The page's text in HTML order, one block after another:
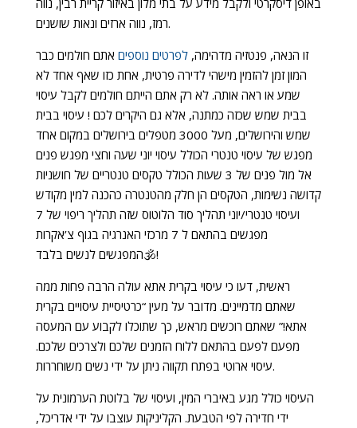
באופן דיסקרטי ולקבל מידע על בתי מלון באיזור קריית רבין, נווה
רמז, נווה ארזים ונאות שושנים.
זו הנאה, פנטזיה מדהימה,לפרטים נוספים אתם חולמים כבר
המון זמן להזמין מישהי לדירה פרטית, אחת כזו שאף אחד לא
שמע או ראה אותה. לא רק אתם הייתם חולמים לקבל עיסוי
בבית שמש שכזה כמתנה, אלא גם היקרים לכם ! עיסוי בבית
שמש והירושלים, מעל 3000 מטפלים בירושלים במקום אחד
מפגש של עיסוי טנטרי הכולל עיסוי יוני שעה וחצי מפגש פנים
אל מול פנים של 3 שעות הכולל טקסים טנטריים של חושניות
קדושה נשימות, הטקסים הן חלק מהטנטרה כהכנה למין מקודש
ועיסוי טנטרי/יוני תהליך סוד הלוטוס שזה תהליך ריפוי של 7
מפגשים בהתאם ל 7 מרכזי האנרגיה בגוף צ’אקרות
🕉המפגשים לנשים בלבד!
ראשית, דעו כי עיסוי בקרית אתא עולה הרבה פחות ממה
שאתם מדמיינים. מדובר על מעין “כרטיסיית עיסויים בקרית
אתא!” שאתם רוכשים מראש, כך שתוכלו לקבוע עם המעסה
מפעם לפעם בהתאם ללוח הזמנים שלכם ולצרכים שלכם.
עיסוי ארוטי בפתח תקווה ניתן על ידי נשים משוחררות.
העיסוי כולל מגע באיברי המין, ועיסוי של בלוטת הערמונית על
ידי חדירה לפי הטבעת. הקליניקות עוצבו על ידי אדריכל,